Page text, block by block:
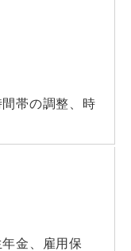
帯の調整、時
金、雇用保